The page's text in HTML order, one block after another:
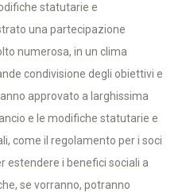
statutarie e
una partecipazione
numerosa, in un clima
condivisione degli obiettivi e
approvato a larghissima
e le modifiche statutarie e
come il regolamento per i soci
estendere i benefici sociali a
se vorranno, potranno